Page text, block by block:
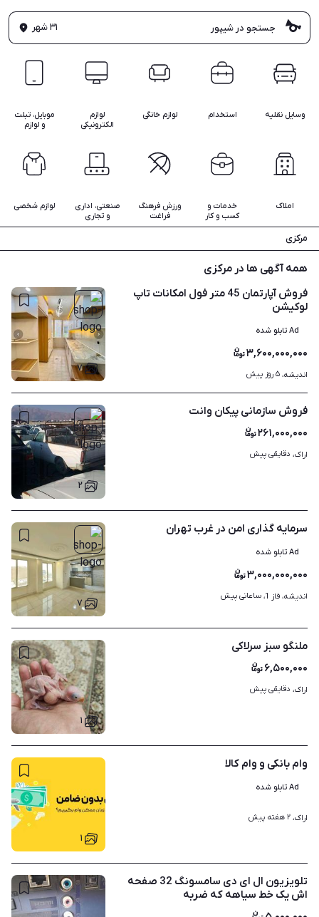
۳۱ شهر
وسایل نقلیه
املاک
استخدام
خدمات و
کسب و کار
لوازم خانگی
ورزش فرهنگ
فراغت
لوازم
الکترونیکی
صنعتی، اداری
و تجاری
موبایل، تبلت
و لوازم
لوازم شخصی
مرکزی
همه آگهی ها در مرکزی
۷
فروش آپارتمان 45 متر فول امکانات تاپ
لوکیشن
Ad تابلو شده
۳,۶۰۰,۰۰۰,۰۰۰
اندیشه، ۵ روز پیش
۲
فروش سازمانی پیکان وانت
۲۶۱,۰۰۰,۰۰۰
اراک، دقایقی پیش
۷
سرمایه گذاری امن در غرب تهران
Ad تابلو شده
۳,۰۰۰,۰۰۰,۰۰۰
اندیشه، فاز 1، ساعاتی پیش
۱
ملنگو سبز سرلاکی
۶,۵۰۰,۰۰۰
اراک، دقایقی پیش
۱
وام بانکی و وام کالا
Ad تابلو شده
اراک، ۲ هفته پیش
تلویزیون ال ای دی سامسونگ 32 صفحه
اش یک خط سیاهه که ضربه